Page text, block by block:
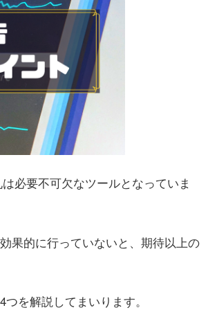
必要不可欠なツールとなっていま
果的に行っていないと、期待以上の
を解説してまいります。